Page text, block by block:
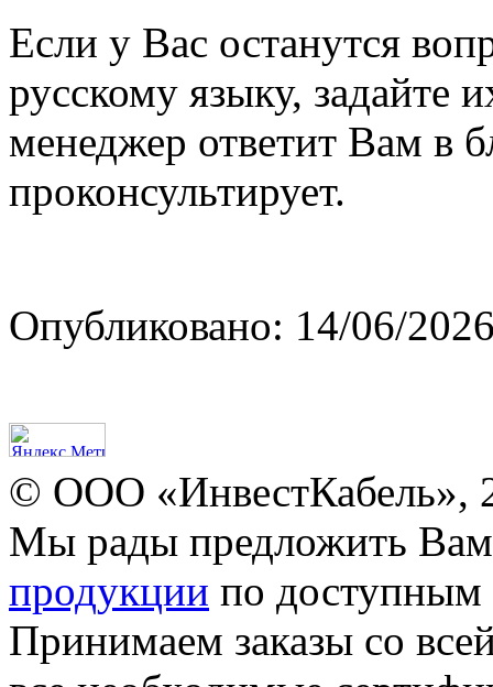
Если у Вас останутся
русскому языку, задайте
менеджер ответит Вам в
проконсультирует.
Опубликовано: 14/06/
© ООО «ИнвестКабель»,
Мы рады предложить
продукции по доступным
Принимаем заказы со